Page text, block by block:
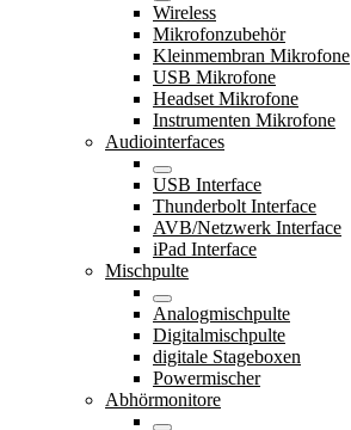
Wireless
Mikrofonzubehör
Kleinmembran Mikrofone
USB Mikrofone
Headset Mikrofone
Instrumenten Mikrofone
Audiointerfaces
USB Interface
Thunderbolt Interface
AVB/Netzwerk Interface
iPad Interface
Mischpulte
Analogmischpulte
Digitalmischpulte
digitale Stageboxen
Powermischer
Abhörmonitore